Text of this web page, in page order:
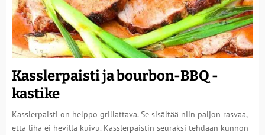
Kasslerpaisti ja bourbon-BBQ -
kastike
Kasslerpaisti on helppo grillattava. Se sisältää niin paljon rasvaa,
että liha ei hevillä kuivu. Kasslerpaistin seuraksi tehdään kunnon